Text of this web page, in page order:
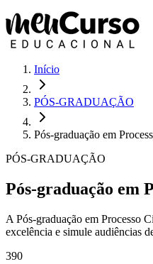
Início
PÓS-GRADUAÇÃO
Pós-graduação em
PÓS-GRADUAÇÃO
Pós-graduação em
A Pós-graduação em Processo
excelência e simule audiências
390